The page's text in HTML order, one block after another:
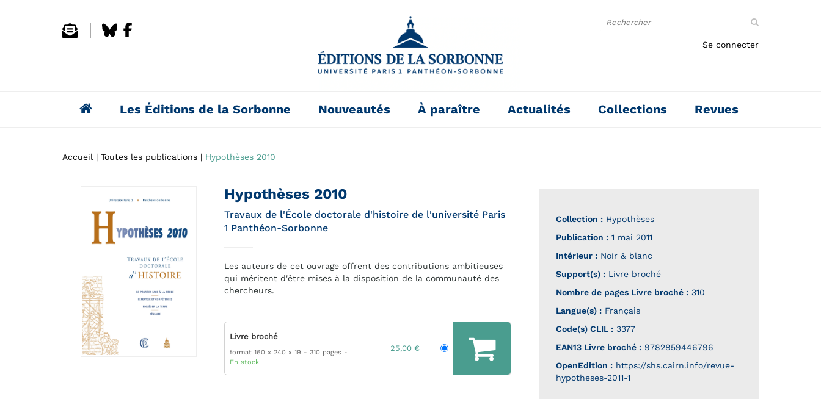
le
Se connecter
Les Éditions de la Sorbonne Nouveautés À paraître Actualités Collections Revues
Accueil Toutes les publications Hypothèses 2010
Hypothèses 2010
Travaux de l'École doctorale d'histoire de l'université Paris
1 Panthéon-Sorbonne
Les auteurs de cet ouvrage offrent des contributions ambitieuses
qui méritent d'être mises à la disposition de la communauté des
chercheurs.
Livre broché
format 160 x 240 x 19
310 pages
En stock
25,00 €
Collection : Hypothèses
Publication : 1 mai 2011
Intérieur : Noir & blanc
Support(s) : Livre broché
Nombre de pages Livre broché : 310
Langue(s) : Français
Code(s) CLIL : 3377
EAN13 Livre broché : 9782859446796
OpenEdition : https://shs.cairn.info/revue-
hypotheses-2011-1